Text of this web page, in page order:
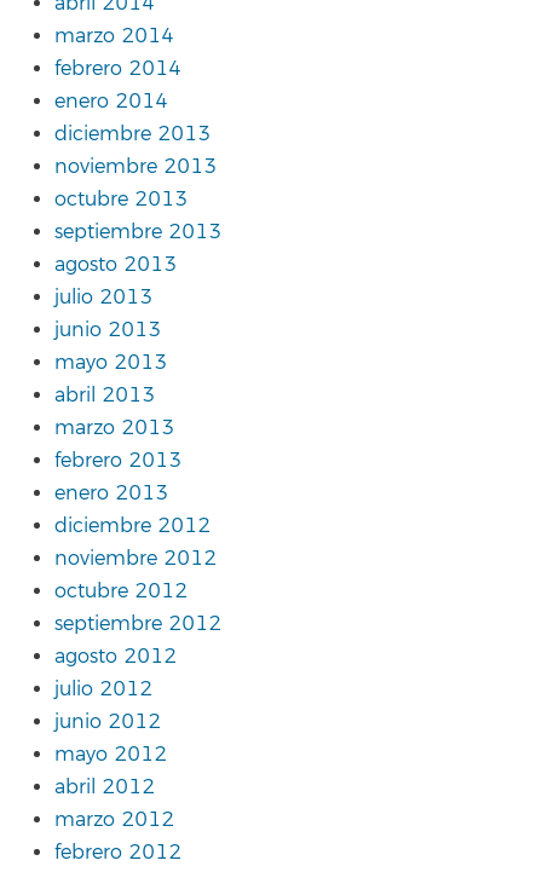
marzo 2014
febrero 2014
enero 2014
diciembre 2013
noviembre 2013
octubre 2013
septiembre 2013
agosto 2013
julio 2013
junio 2013
mayo 2013
abril 2013
marzo 2013
febrero 2013
enero 2013
diciembre 2012
noviembre 2012
octubre 2012
septiembre 2012
agosto 2012
julio 2012
junio 2012
mayo 2012
abril 2012
marzo 2012
febrero 2012